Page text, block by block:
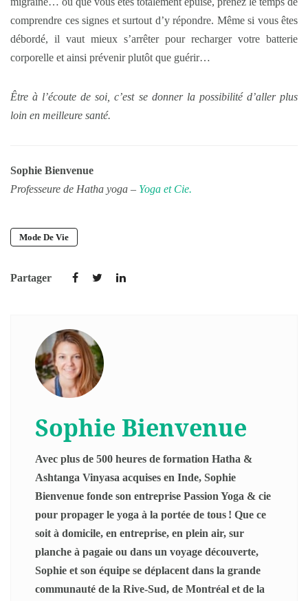
comprendre ces signes et surtout d’y répondre. Même si vous êtes
débordé, il vaut mieux s’arrêter pour recharger votre batterie
corporelle et ainsi prévenir plutôt que guérir…
Être à l’écoute de soi, c’est se donner la possibilité d’aller plus
loin en meilleure santé.
Sophie Bienvenue
Professeure de Hatha yoga – Yoga et Cie.
Mode De Vie
Partager
Sophie Bienvenue
Avec plus de 500 heures de formation Hatha &
Ashtanga Vinyasa acquises en Inde, Sophie
Bienvenue fonde son entreprise Passion Yoga & cie
pour propager le yoga à la portée de tous ! Que ce
soit à domicile, en entreprise, en plein air, sur
planche à pagaie ou dans un voyage découverte,
Sophie et son équipe se déplacent dans la grande
communauté de la Rive-Sud, de Montréal et de la